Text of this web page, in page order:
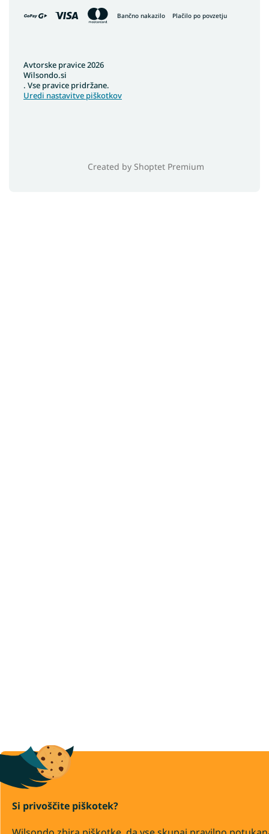
Si privoščite piškotek?
Bančno nakazilo Plačilo po povzetju
Created by Shoptet Premium
Avtorske pravice 2026
Wilsondo.si
. Vse pravice pridržane.
Uredi nastavitve piškotkov